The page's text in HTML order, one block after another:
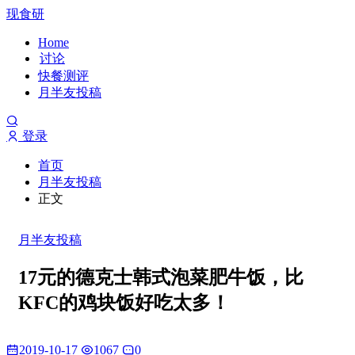
现食研
Home
讨论
快餐测评
月半友投稿
登录
首页
月半友投稿
正文
月半友投稿
17元的德克士韩式泡菜肥牛饭，比
KFC的鸡块饭好吃太多！
2019-10-17 1067 0